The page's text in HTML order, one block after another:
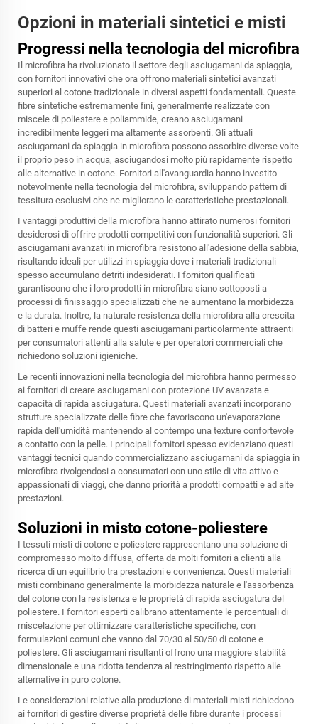
Opzioni in materiali sintetici e misti
Progressi nella tecnologia del microfibra
Il microfibra ha rivoluzionato il settore degli asciugamani da spiaggia,
con fornitori innovativi che ora offrono materiali sintetici avanzati
superiori al cotone tradizionale in diversi aspetti fondamentali. Queste
fibre sintetiche estremamente fini, generalmente realizzate con
miscele di poliestere e poliammide, creano asciugamani
incredibilmente leggeri ma altamente assorbenti. Gli attuali
asciugamani da spiaggia in microfibra possono assorbire diverse volte
il proprio peso in acqua, asciugandosi molto più rapidamente rispetto
alle alternative in cotone. Fornitori all'avanguardia hanno investito
notevolmente nella tecnologia del microfibra, sviluppando pattern di
tessitura esclusivi che ne migliorano le caratteristiche prestazionali.
I vantaggi produttivi della microfibra hanno attirato numerosi fornitori
desiderosi di offrire prodotti competitivi con funzionalità superiori. Gli
asciugamani avanzati in microfibra resistono all'adesione della sabbia,
risultando ideali per utilizzi in spiaggia dove i materiali tradizionali
spesso accumulano detriti indesiderati. I fornitori qualificati
garantiscono che i loro prodotti in microfibra siano sottoposti a
processi di finissaggio specializzati che ne aumentano la morbidezza
e la durata. Inoltre, la naturale resistenza della microfibra alla crescita
di batteri e muffe rende questi asciugamani particolarmente attraenti
per consumatori attenti alla salute e per operatori commerciali che
richiedono soluzioni igieniche.
Le recenti innovazioni nella tecnologia del microfibra hanno permesso
ai fornitori di creare asciugamani con protezione UV avanzata e
capacità di rapida asciugatura. Questi materiali avanzati incorporano
strutture specializzate delle fibre che favoriscono un'evaporazione
rapida dell'umidità mantenendo al contempo una texture confortevole
a contatto con la pelle. I principali fornitori spesso evidenziano questi
vantaggi tecnici quando commercializzano asciugamani da spiaggia in
microfibra rivolgendosi a consumatori con uno stile di vita attivo e
appassionati di viaggi, che danno priorità a prodotti compatti e ad alte
prestazioni.
Soluzioni in misto cotone-poliestere
I tessuti misti di cotone e poliestere rappresentano una soluzione di
compromesso molto diffusa, offerta da molti fornitori a clienti alla
ricerca di un equilibrio tra prestazioni e convenienza. Questi materiali
misti combinano generalmente la morbidezza naturale e l'assorbenza
del cotone con la resistenza e le proprietà di rapida asciugatura del
poliestere. I fornitori esperti calibrano attentamente le percentuali di
miscelazione per ottimizzare caratteristiche specifiche, con
formulazioni comuni che vanno dal 70/30 al 50/50 di cotone e
poliestere. Gli asciugamani risultanti offrono una maggiore stabilità
dimensionale e una ridotta tendenza al restringimento rispetto alle
alternative in puro cotone.
Le considerazioni relative alla produzione di materiali misti richiedono
ai fornitori di gestire diverse proprietà delle fibre durante i processi